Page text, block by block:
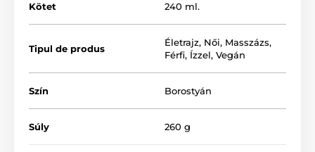
fogyasztható
Csak külső használatra
Parabénmentes
Vegán
Cukormentes
Kötet 240 ml.
Tipul de produs
Életrajz, Női, Masszázs,
Férfi, Ízzel, Vegán
Szín Borostyán
Súly 260 g